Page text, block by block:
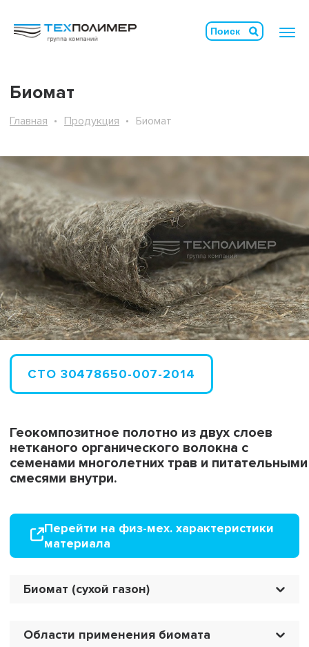
Биомат
Главная Продукция Биомат
СТО 30478650-007-2014
Геокомпозитное полотно из двух слоев
нетканого органического волокна с
семенами многолетних трав и питательными
смесями внутри.
Перейти на физ-мех. характеристики
материала
Биомат (сухой газон)
Области применения биомата